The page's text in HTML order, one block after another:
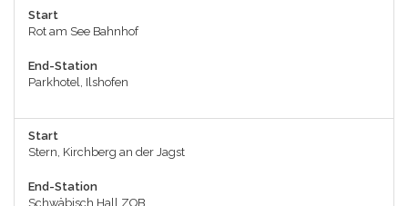
Start
Rot am See Bahnhof
End-Station
Parkhotel, Ilshofen
Start
Stern, Kirchberg an der Jagst
End-Station
Schwäbisch Hall ZOB